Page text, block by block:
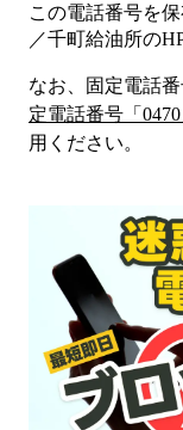
この電話番号を
／千町給油所の
なお、固定電話番
定電話番号「 0470
用ください。